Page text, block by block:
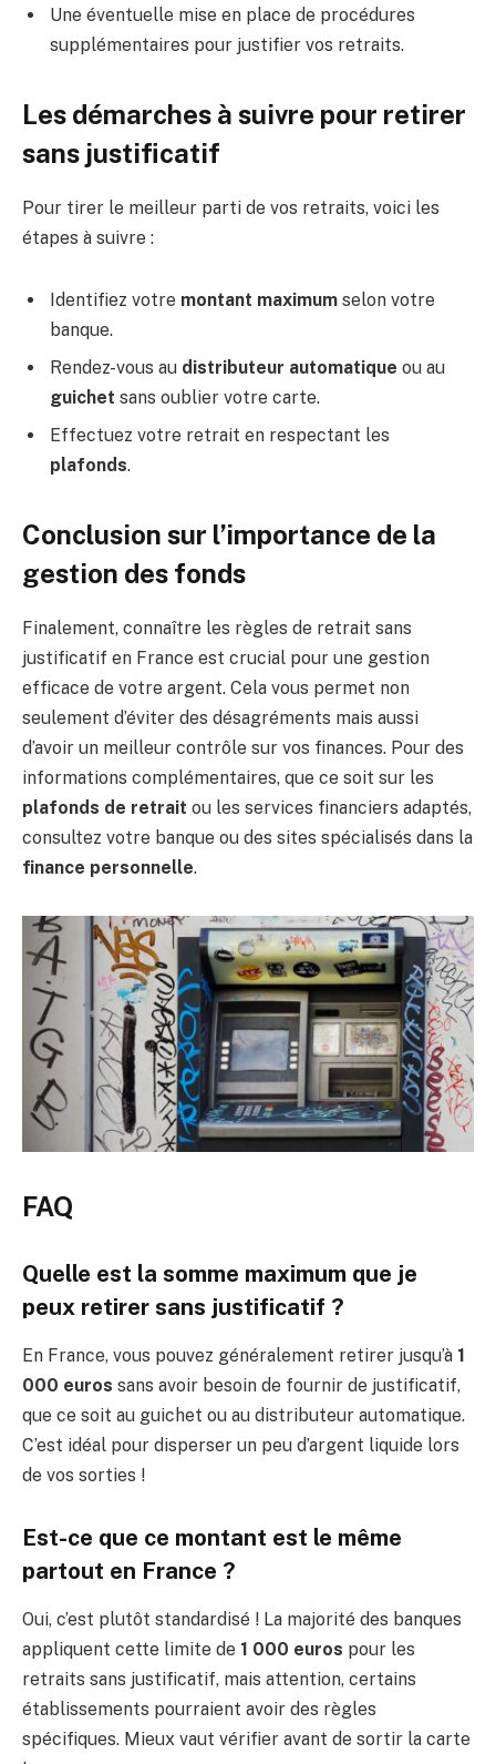
Une éventuelle mise en place de procédures
supplémentaires pour justifier vos retraits.
Les démarches à suivre pour retirer
sans justificatif
Pour tirer le meilleur parti de vos retraits, voici les
étapes à suivre :
Identifiez votre montant maximum selon votre
banque.
Rendez-vous au distributeur automatique ou au
guichet sans oublier votre carte.
Effectuez votre retrait en respectant les
plafonds.
Conclusion sur l’importance de la
gestion des fonds
Finalement, connaître les règles de retrait sans
justificatif en France est crucial pour une gestion
efficace de votre argent. Cela vous permet non
seulement d’éviter des désagréments mais aussi
d’avoir un meilleur contrôle sur vos finances. Pour des
informations complémentaires, que ce soit sur les
plafonds de retrait ou les services financiers adaptés,
consultez votre banque ou des sites spécialisés dans la
finance personnelle.
FAQ
Quelle est la somme maximum que je
peux retirer sans justificatif ?
En France, vous pouvez généralement retirer jusqu’à 1
000 euros sans avoir besoin de fournir de justificatif,
que ce soit au guichet ou au distributeur automatique.
C’est idéal pour disperser un peu d’argent liquide lors
de vos sorties !
Est-ce que ce montant est le même
partout en France ?
Oui, c’est plutôt standardisé ! La majorité des banques
appliquent cette limite de 1 000 euros pour les
retraits sans justificatif, mais attention, certains
établissements pourraient avoir des règles
spécifiques. Mieux vaut vérifier avant de sortir la carte